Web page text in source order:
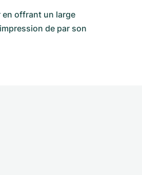
en offrant un large
de par son